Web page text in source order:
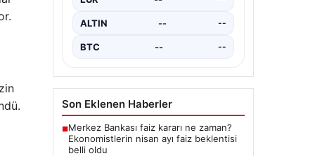
önemli tarım ve sanayi
çevre koruma çalışmalarını…
ALTIN -- --
BTC -- --
Son Eklenen Haberler
■Merkez Bankası faiz kararı ne zaman?
Ekonomistlerin nisan ayı faiz beklentisi
belli oldu